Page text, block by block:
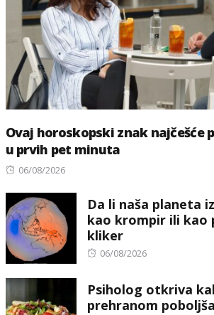
Ovaj horoskopski znak najčešće
u prvih pet minuta
Posted
06/08/2026
Da li naša planeta
kao krompir ili kao
kliker
Posted
06/08/2026
Psiholog otkriva
prehranom